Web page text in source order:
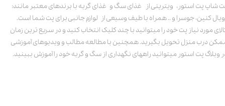
شاپ پت استور، ویترینی از غذای سگ و غذای گربه با برندهای معتبر مانند:
کنین، جوسرا و .. همراه با طیف وسیعی از لوازم جانبی برای پت شما است.
مورد نیاز پت خود را میتوانید با چند کلیک انتخاب کنید و در سریع ترین زمان
درب منزل تحویل بگیرید. همچنین با مطالعه مطالب و ویدیوهای آموزشی
وبلاگ پت استور میتوانید راههای نگهداری از سگ و گربه خود را آموزش ببینید.